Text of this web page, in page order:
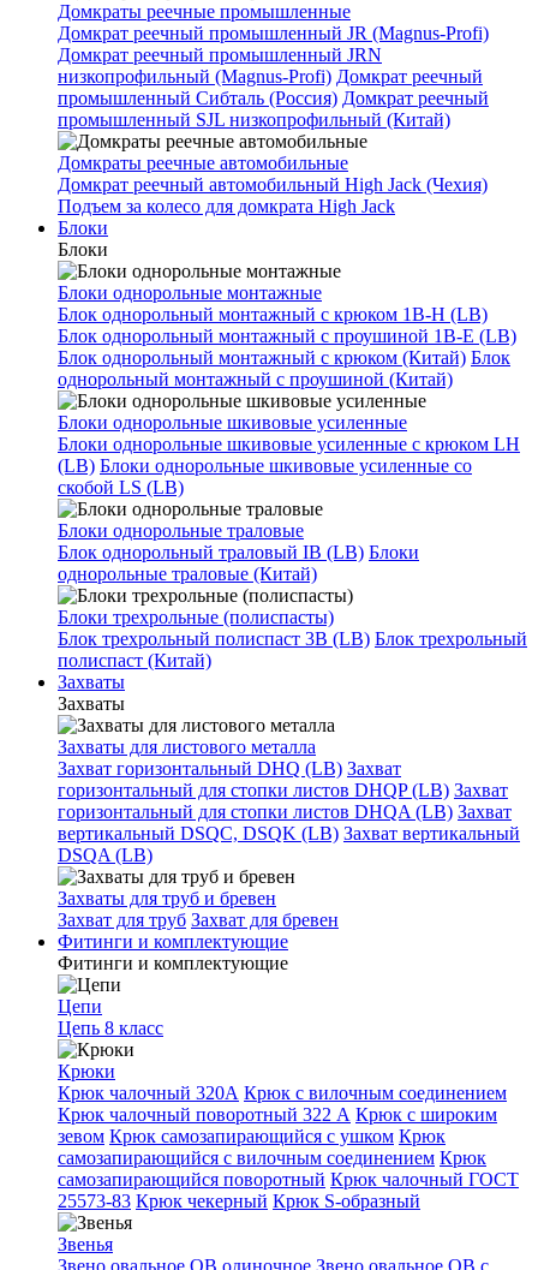
Домкраты реечные промышленные
Домкрат реечный промышленный JR (Magnus-Profi)
Домкрат реечный промышленный JRN
низкопрофильный (Magnus-Profi) Домкрат реечный
промышленный Сибталь (Россия) Домкрат реечный
промышленный SJL низкопрофильный (Китай)
Домкраты реечные автомобильные
Домкрат реечный автомобильный High Jack (Чехия)
Подъем за колесо для домкрата High Jack
Блоки
Блоки
Блоки однорольные монтажные
Блок однорольный монтажный с крюком 1B-H (LB)
Блок однорольный монтажный с проушиной 1B-E (LB)
Блок однорольный монтажный с крюком (Китай) Блок
однорольный монтажный с проушиной (Китай)
Блоки однорольные шкивовые усиленные
Блоки однорольные шкивовые усиленные с крюком LH
(LB) Блоки однорольные шкивовые усиленные со
скобой LS (LB)
Блоки однорольные траловые
Блок однорольный траловый IB (LB) Блоки
однорольные траловые (Китай)
Блоки трехрольные (полиспасты)
Блок трехрольный полиспаст 3B (LB) Блок трехрольный
полиспаст (Китай)
Захваты
Захваты
Захваты для листового металла
Захват горизонтальный DHQ (LB) Захват
горизонтальный для стопки листов DHQP (LB) Захват
горизонтальный для стопки листов DHQA (LB) Захват
вертикальный DSQC, DSQK (LB) Захват вертикальный
DSQA (LB)
Захваты для труб и бревен
Захват для труб Захват для бревен
Фитинги и комплектующие
Фитинги и комплектующие
Цепи
Цепь 8 класс
Крюки
Крюк чалочный 320А Крюк с вилочным соединением
Крюк чалочный поворотный 322 А Крюк с широким
зевом Крюк самозапирающийся с ушком Крюк
самозапирающийся с вилочным соединением Крюк
самозапирающийся поворотный Крюк чалочный ГОСТ
25573-83 Крюк чекерный Крюк S-образный
Звенья
Звено овальное OB одиночное Звено овальное ОВ с